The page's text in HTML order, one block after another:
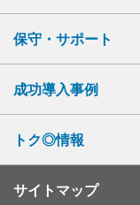
保守・サポート
成功導入事例
トク◎情報
サイトマップ